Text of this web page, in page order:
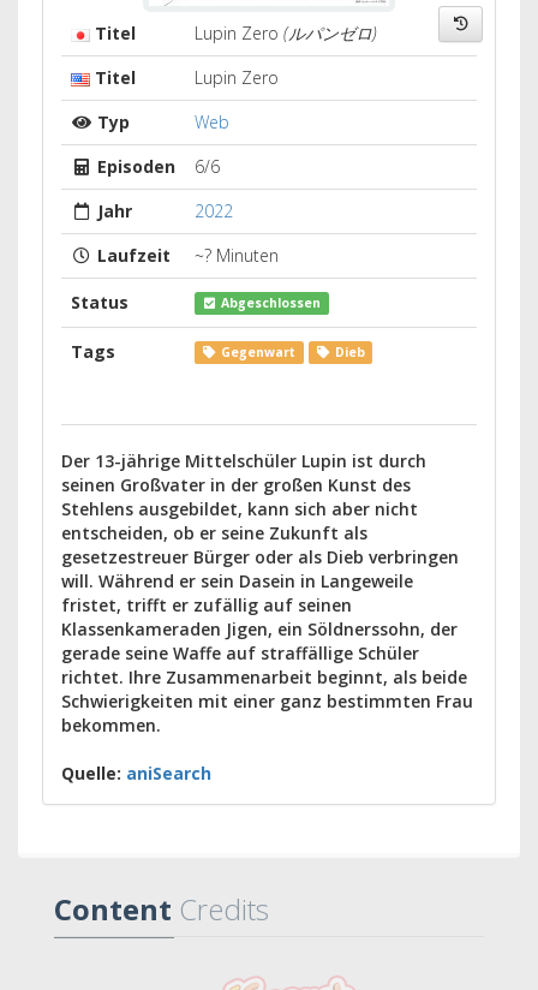
Titel Lupin Zero (ルパンゼロ)
Titel
Lupin Zero
Typ
Web
Episoden
6/6
Jahr
2022
Laufzeit
~? Minuten
Status Abgeschlossen
Tags Gegenwart Dieb
Der 13-jährige Mittelschüler Lupin ist durch
seinen Großvater in der großen Kunst des
Stehlens ausgebildet, kann sich aber nicht
entscheiden, ob er seine Zukunft als
gesetzestreuer Bürger oder als Dieb verbringen
will. Während er sein Dasein in Langeweile
fristet, trifft er zufällig auf seinen
Klassenkameraden Jigen, ein Söldnerssohn, der
gerade seine Waffe auf straffällige Schüler
richtet. Ihre Zusammenarbeit beginnt, als beide
Schwierigkeiten mit einer ganz bestimmten Frau
bekommen.
Quelle: aniSearch
Content Credits